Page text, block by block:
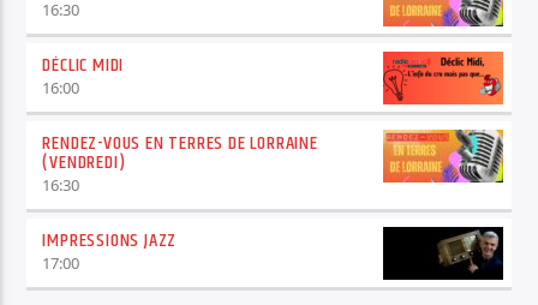
16:30
DÉCLIC MIDI
16:00
RENDEZ-VOUS EN TERRES DE LORRAINE
(VENDREDI)
16:30
IMPRESSIONS JAZZ
17:00